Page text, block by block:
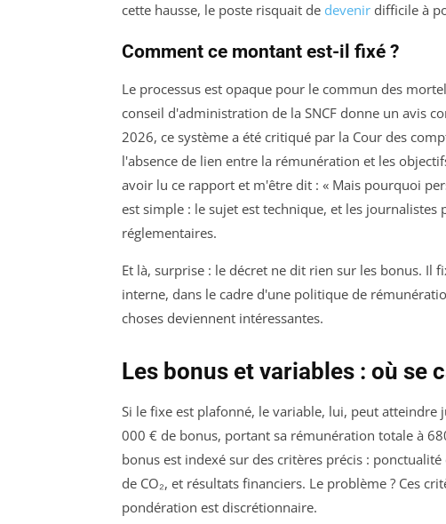
cette hausse, le poste risquait de devenir difficile à
Comment ce montant est-il fixé ?
Le processus est opaque pour le commun des
conseil d'administration de la SNCF donne un avis
2026, ce système a été critiqué par la Cour des
l'absence de lien entre la rémunération et les
avoir lu ce rapport et m'être dit : « Mais pourquoi
est simple : le sujet est technique, et les
réglementaires.
Et là, surprise : le décret ne dit rien sur les bonus. Il
interne, dans le cadre d'une politique de
choses deviennent intéressantes.
Les bonus et variables : où se
Si le fixe est plafonné, le variable, lui, peut atteindre
000 € de bonus, portant sa rémunération totale à
bonus est indexé sur des critères précis :
de CO₂, et résultats financiers. Le problème ? Ces
pondération est discrétionnaire.